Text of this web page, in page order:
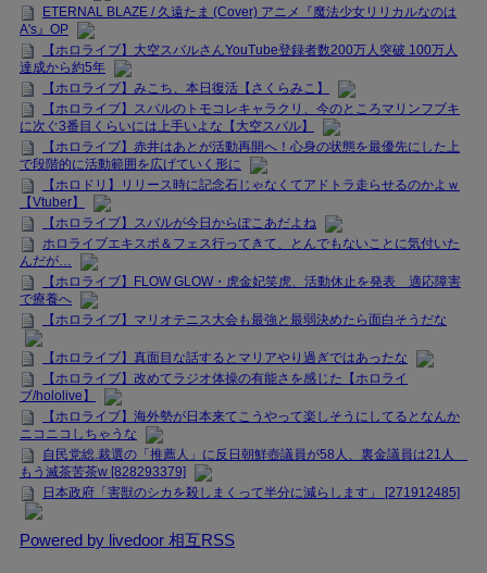
ETERNAL BLAZE / 久遠たま (Cover) アニメ『魔法少女リリカルなのは
A's』OP
【ホロライブ】大空スバルさんYouTube登録者数200万人突破 100万人
達成から約5年
【ホロライブ】みこち、本日復活【さくらみこ】
【ホロライブ】スバルのトモコレキャラクリ、今のところマリンフブキ
に次ぐ3番目くらいには上手いよな【大空スバル】
【ホロライブ】赤井はあとが活動再開へ！心身の状態を最優先にした上
で段階的に活動範囲を広げていく形に
【ホロドリ】リリース時に記念石じゃなくてアドトラ走らせるのかよｗ
【Vtuber】
【ホロライブ】スバルが今日からぽこあだよね
ホロライブエキスポ＆フェス行ってきて、とんでもないことに気付いた
んだが…
【ホロライブ】FLOW GLOW・虎金妃笑虎、活動休止を発表 適応障害
で療養へ
【ホロライブ】マリオテニス大会も最強と最弱決めたら面白そうだな
【ホロライブ】真面目な話するとマリアやり過ぎではあったな
【ホロライブ】改めてラジオ体操の有能さを感じた【ホロライ
ブ/hololive】
【ホロライブ】海外勢が日本来てこうやって楽しそうにしてるとなんか
ニコニコしちゃうな
自民党総.裁選の「推薦人」に反日朝鮮壺議員が58人、裏金議員は21人
もう滅茶苦茶w [828293379]
日本政府「害獣のシカを殺しまくって半分に減らします」 [271912485]
Powered by livedoor 相互RSS